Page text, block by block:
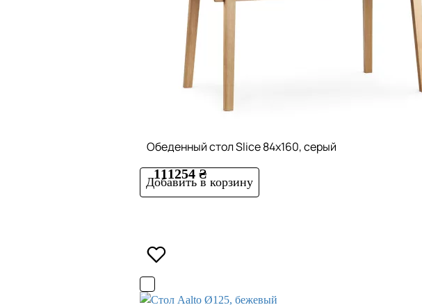
Обеденный стол Slice 84x160, серый
111254 ₴
Добавить в корзину